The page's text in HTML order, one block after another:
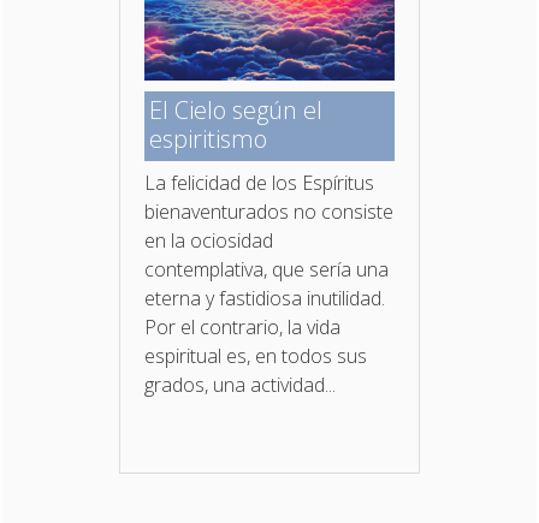
El Cielo según el
espiritismo
La felicidad de los Espíritus
bienaventurados no con­siste
en la ociosidad
contemplativa, que sería una
eterna y fastidiosa inutilidad.
Por el contrario, la vida
espiritual es, en todos sus
grados, una actividad...